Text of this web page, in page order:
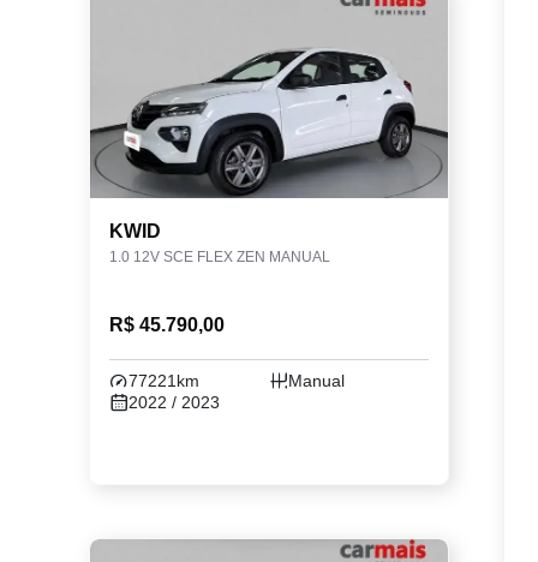
KWID
1.0 12V SCE FLEX ZEN MANUAL
R$ 45.790,00
77221km
Manual
2022 / 2023